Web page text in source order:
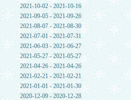
2021-10-02 - 2021-10-16
2021-09-05 - 2021-09-26
2021-08-07 - 2021-08-30
2021-07-01 - 2021-07-31
2021-06-03 - 2021-06-27
2021-05-27 - 2021-05-27
2021-04-26 - 2021-04-26
2021-02-21 - 2021-02-21
2021-01-01 - 2021-01-30
2020-12-09 - 2020-12-28